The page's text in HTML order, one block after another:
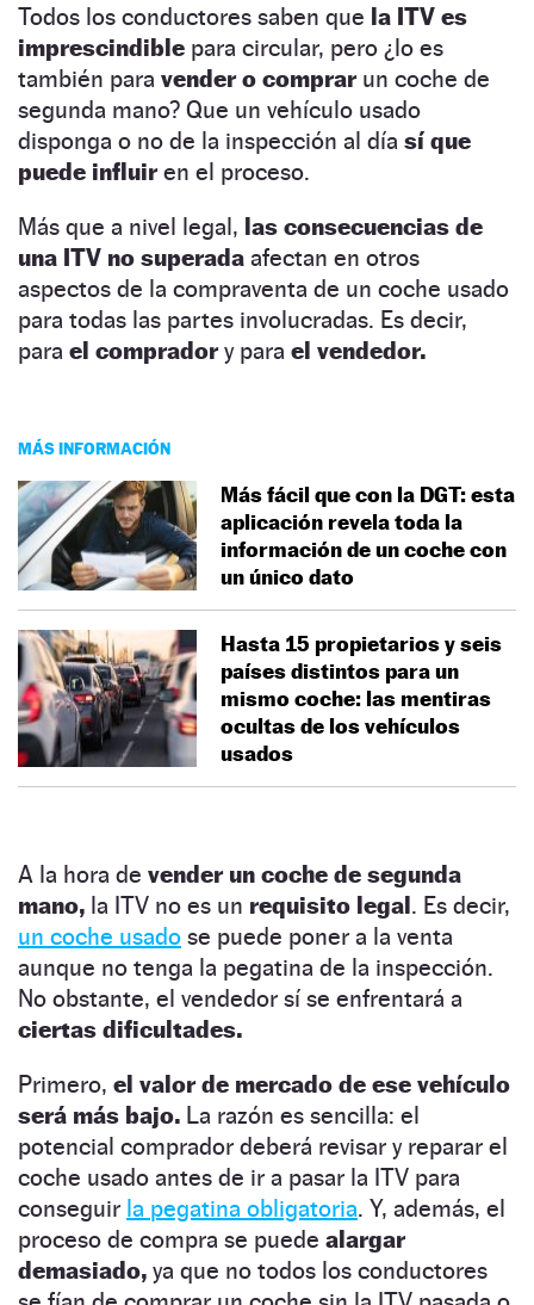
Todos los conductores saben que la ITV es
imprescindible para circular, pero ¿lo es
también para vender o comprarun coche de
segunda mano? Que un vehículo usado
disponga o no de la inspección al día sí que
puede influiren el proceso.
Más que a nivel legal, las consecuencias de
una ITV no superada afectan en otros
aspectos de la compraventa de un coche usado
para todas las partes involucradas. Es decir,
para el compradory para el vendedor.
MÁS INFORMACIÓN
Más fácil que con la DGT: esta
aplicación revela toda la
información de un coche con
un único dato
Hasta 15 propietarios y seis
países distintos para un
mismo coche: las mentiras
ocultas de los vehículos
usados
A la hora de vender un coche de segunda
mano, la ITV no es un requisito legal. Es decir,
un coche usado se puede poner a la venta
aunque no tenga la pegatina de la inspección.
No obstante, el vendedor sí se enfrentará a
ciertas dificultades.
Primero, el valor de mercado de ese vehículo
será más bajo. La razón es sencilla: el
potencial comprador deberá revisar y reparar el
coche usado antes de ir a pasar la ITV para
conseguir la pegatina obligatoria. Y, además, el
proceso de compra se puede alargar
demasiado, ya que no todos los conductores